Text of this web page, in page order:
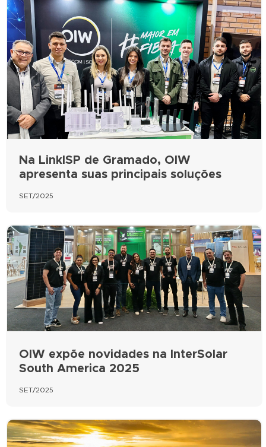
Na LinkISP de Gramado, OIW
apresenta suas principais soluções
SET/2025
OIW expõe novidades na InterSolar
South America 2025
SET/2025